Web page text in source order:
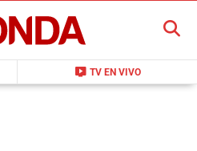
live_tv TV EN VIVO
BUSCAR